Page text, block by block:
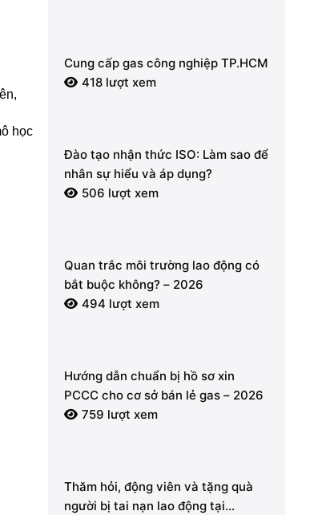
học
Cung cấp gas công nghiệp TP.HCM
418 lượt xem
Đào tạo nhận thức ISO: Làm sao để
nhân sự hiểu và áp dụng?
506 lượt xem
Quan trắc môi trường lao động có
bắt buộc không? – 2026
494 lượt xem
Hướng dẫn chuẩn bị hồ sơ xin
PCCC cho cơ sở bán lẻ gas – 2026
759 lượt xem
Thăm hỏi, động viên và tặng quà
người bị tai nạn lao động tại